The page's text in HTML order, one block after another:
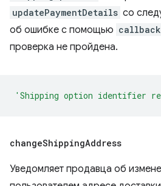
updatePaymentDetails со
об ошибке с помощью
проверка не пройдена.
'Shipping option identifier
changeShippingAddress
Уведомляет продавца об